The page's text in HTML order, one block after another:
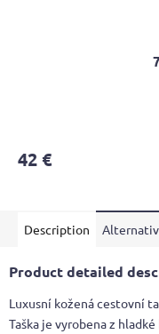
rating
of
stars.
42 €
Description
Product detailed
Luxusní kožená cestovní
Taška je vyrobena z